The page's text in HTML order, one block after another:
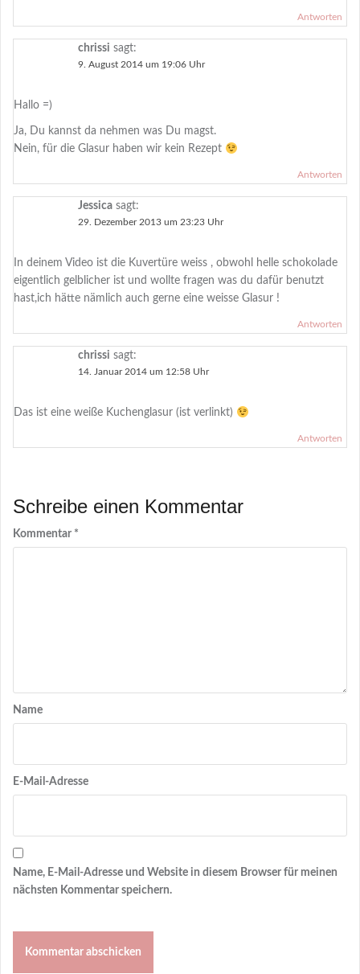
Antworten
chrissi sagt:
9. August 2014 um 19:06 Uhr
Hallo =)
Ja, Du kannst da nehmen was Du magst.
Nein, für die Glasur haben wir kein Rezept
Antworten
Jessica sagt:
29. Dezember 2013 um 23:23 Uhr
In deinem Video ist die Kuvertüre weiss , obwohl helle schokolade
eigentlich gelblicher ist und wollte fragen was du dafür benutzt
hast,ich hätte nämlich auch gerne eine weisse Glasur !
Antworten
chrissi sagt:
14. Januar 2014 um 12:58 Uhr
Das ist eine weiße Kuchenglasur (ist verlinkt)
Antworten
Schreibe einen Kommentar
Kommentar *
Name
E-Mail-Adresse
Name, E-Mail-Adresse und Website in diesem Browser für meinen
nächsten Kommentar speichern.